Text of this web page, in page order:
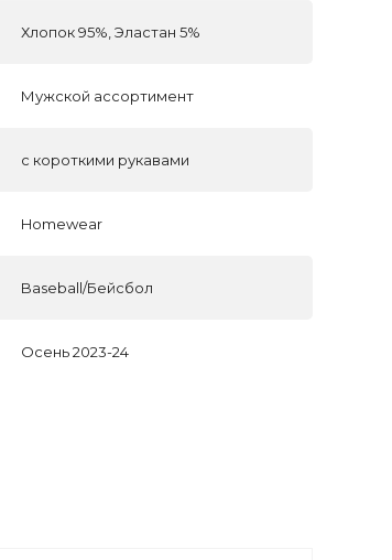
Хлопок 95%, Эластан 5%
Мужской ассортимент
с короткими рукавами
Homewear
Baseball/Бейсбол
Осень 2023-24